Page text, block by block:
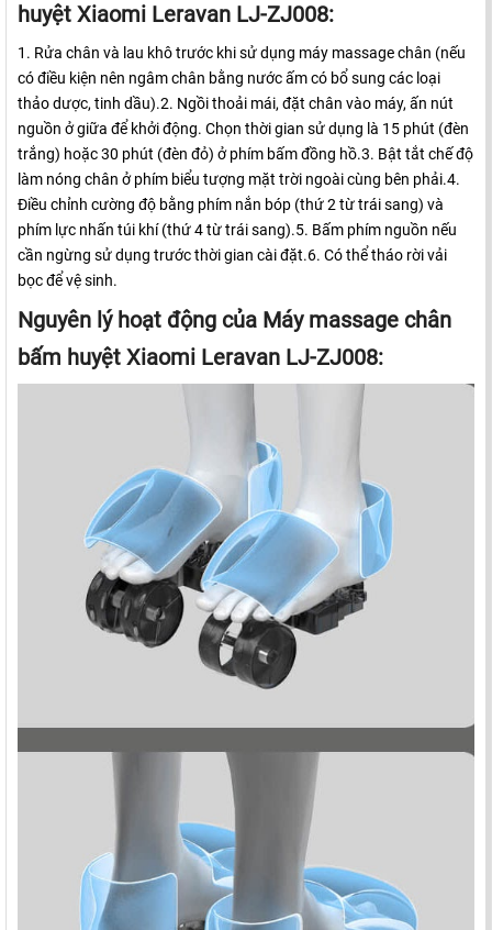
huyệt Xiaomi Leravan LJ-ZJ008:
1. Rửa chân và lau khô trước khi sử dụng máy massage chân (nếu
có điều kiện nên ngâm chân bằng nước ấm có bổ sung các loại
thảo dược, tinh dầu).2. Ngồi thoải mái, đặt chân vào máy, ấn nút
nguồn ở giữa để khởi động. Chọn thời gian sử dụng là 15 phút (đèn
trắng) hoặc 30 phút (đèn đỏ) ở phím bấm đồng hồ.3. Bật tắt chế độ
làm nóng chân ở phím biểu tượng mặt trời ngoài cùng bên phải.4.
Điều chỉnh cường độ bằng phím nắn bóp (thứ 2 từ trái sang) và
phím lực nhấn túi khí (thứ 4 từ trái sang).5. Bấm phím nguồn nếu
cần ngừng sử dụng trước thời gian cài đặt.6. Có thể tháo rời vải
bọc để vệ sinh.
Nguyên lý hoạt động của Máy massage chân
bấm huyệt Xiaomi Leravan LJ-ZJ008: